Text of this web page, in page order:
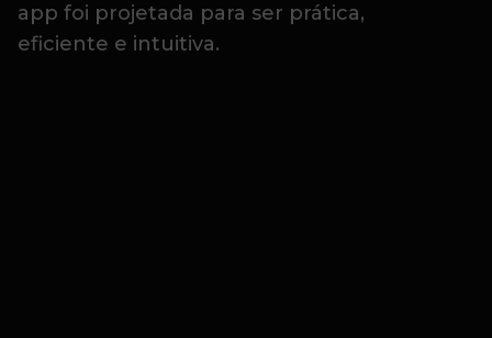
app foi projetada para ser prática,
eficiente e intuitiva.